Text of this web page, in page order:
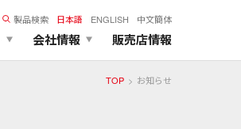
製品検索 日本語 ENGLISH 中文簡体
会社情報 販売店情報
TOP お知らせ